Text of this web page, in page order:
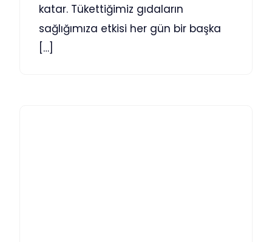
katar. Tükettiğimiz gıdaların
sağlığımıza etkisi her gün bir başka
[…]